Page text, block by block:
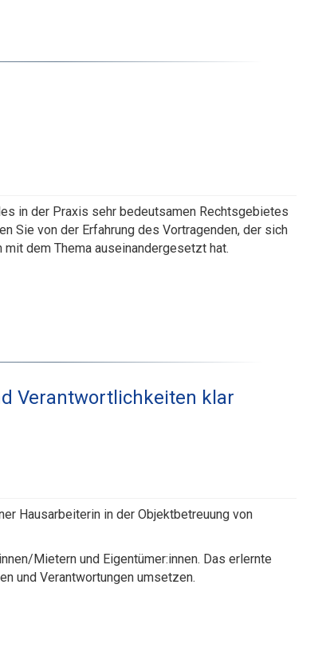
in der Praxis sehr bedeutsamen Rechtsgebietes
Sie von der Erfahrung des Vortragenden, der sich
dem Thema auseinandergesetzt hat.
Verantwortlichkeiten klar
Hausarbeiterin in der Objektbetreuung von
Mietern und Eigentümer:innen. Das erlernte
und Verantwortungen umsetzen.